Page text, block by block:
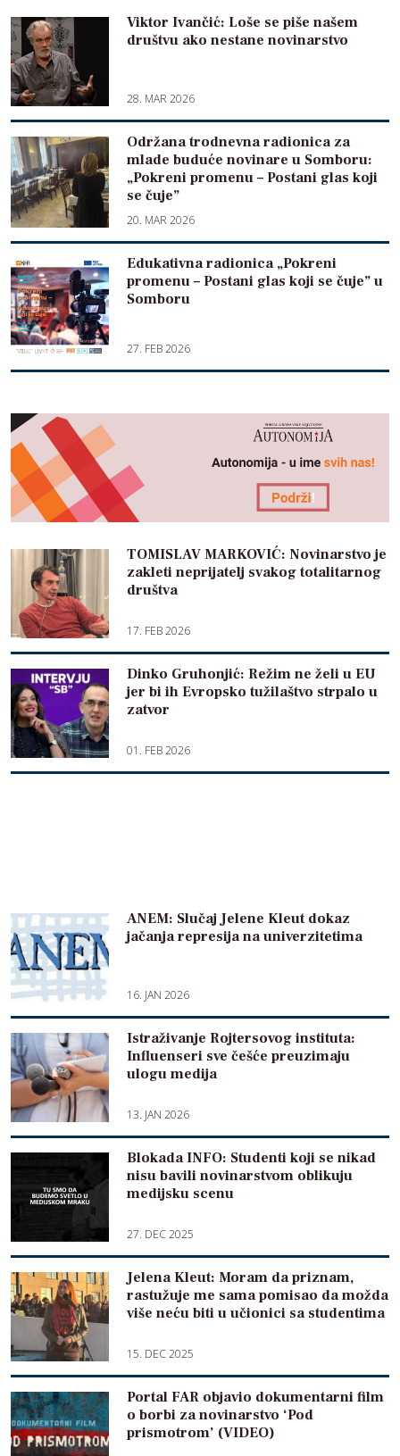
Viktor Ivančić: Loše se piše našem
društvu ako nestane novinarstvo
28. MAR 2026
Održana trodnevna radionica za
mlade buduće novinare u Somboru:
„Pokreni promenu – Postani glas koji
se čuje”
20. MAR 2026
Edukativna radionica „Pokreni
promenu – Postani glas koji se čuje” u
Somboru
27. FEB 2026
TOMISLAV MARKOVIĆ: Novinarstvo je
zakleti neprijatelj svakog totalitarnog
društva
17. FEB 2026
Dinko Gruhonjić: Režim ne želi u EU
jer bi ih Evropsko tužilaštvo strpalo u
zatvor
01. FEB 2026
ANEM: Slučaj Jelene Kleut dokaz
jačanja represija na univerzitetima
16. JAN 2026
Istraživanje Rojtersovog instituta:
Influenseri sve češće preuzimaju
ulogu medija
13. JAN 2026
Blokada INFO: Studenti koji se nikad
nisu bavili novinarstvom oblikuju
medijsku scenu
27. DEC 2025
Jelena Kleut: Moram da priznam,
rastužuje me sama pomisao da možda
više neću biti u učionici sa studentima
15. DEC 2025
Portal FAR objavio dokumentarni film
o borbi za novinarstvo ‘Pod
prismotrom’ (VIDEO)